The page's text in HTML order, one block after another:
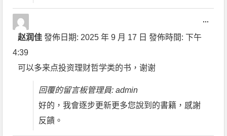
赵润佳發佈日期: 2025 年 9 月 17 日 發佈時間: 下午
4:39
可以多来点投资理财哲学类的书，谢谢
回覆的留言板管理員: admin
好的，我會逐步更新更多您說到的書籍，感謝
反饋。
...